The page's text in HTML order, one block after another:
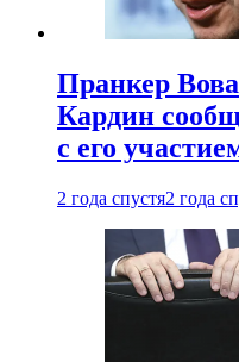
Пранкер
Кардин
с его
2 года спустя2 года